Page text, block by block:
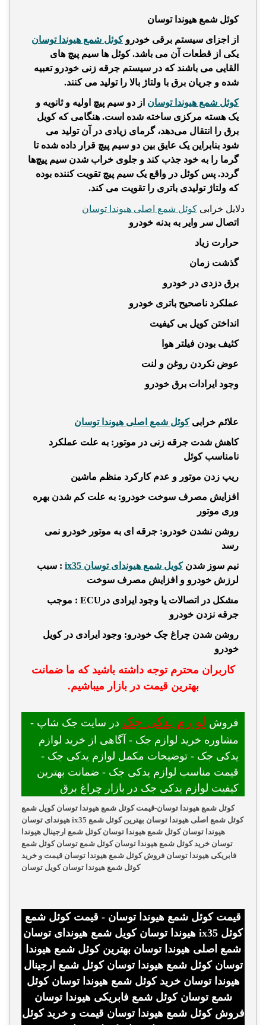
کوئل شمع هیوندا توسان
از اجزای سیستم برقی خودروکوئل شمع هیوندا توسان
یکی از قطعات آن می باشد. کوئل ها سیم پیچ های
القایی می باشند که در سیستم جرقه زنی خودرو تعبیه
شده و جریان برق با ولتاژ بالا را تولید می کنند.
کوئل شمع هیوندا توسان از دو سیم پیچ اولیه و ثانویه و
یک هسته مرکزی ساخته شده است. هنگامی که کویل
برق را انتقال می‌دهد، گرمای زیادی در آن تولید می
شود بنابراین یک عایق بین دو سیم پیچ قرار داده شده تا
گرما را به خود جذب کند و جلوی خراب شدن سیم پیچ‌ها
گردد. پس کوئل در واقع یک سیم پیچ تقویت کننده بوده
که ولتاژ تولیدی باتری را تقویت می کند.
دلایل خرابی کوئل شمع اصلی هیوندا توسان
اتصال سر وایر به بدنه خودرو
حرارت زیاد
گذشت زمان
برق دزدی در خودرو
عملکرد ناصحیح باتری خودرو
انداختن کویل بی کیفیت
کثیف بودن فیلتر هوا
عوض نکردن روغن و لنت
وجود ایرادات برق خودرو
علائم خرابیکوئل شمع اصلی هیوندا توسان
کاهش شدت جرقه زنی در موتور: به علت عملکرد
نامناسب کوئل
ریپ زدن موتور و عدم کارکرد منظم ماشین
افزایش مصرف سوخت خودرو: به علت کم شدن بهره
وری موتور
روشن نشدن خودرو: جرقه ای به موتور خودرو نمی
رسد
نیم سوز شدنکویل شمع هیوندای توسان ix35
: سبب
لرزش خودرو و افزایش مصرف سوخت
مشکل در اتصالات یا وجود ایرادی در ECU : موجب
جرقه نزدن خودرو
روشن شدن چراغ چک خودرو: وجود ایرادی در کویل
خودرو
کاربران محترم توجه داشته باشید که ما ضمانت
بهترین قیمت در بازار میباشیم.
فروش لوازم یدکی جک در سایت جک شاپ -
مشاوره خرید لوازم جک - آگاهی از خرید لوازم
یدکی جک - توضیحات مکمل لوازم یدکی جک -
قیمت مناسب لوازم یدکی جک - ضمانت بهترین
کیفیت لوازم یدکی جک در بازار چراغ برق
کوئل شمع هیوندا توسان-قیمت کوئل شمع هیوندا توسان کویل شمع
هیوندای توسان ix35 کوئل شمع اصلی هیوندا توسان بهترین کوئل شمع
هیوندا توسان کوئل شمع هیوندا توسان کوئل شمع ارجینال هیوندا
توسان خرید کوئل شمع هیوندا توسان کوئل شمع توسان کوئل شمع
فابریکی هیوندا توسان فروش کوئل شمع هیوندا توسان قیمت و خرید
کوئل شمع هیوندا توسان کویل توسان
قیمت کوئل شمع هیوندا توسان - قیمت کوئل شمع
هیوندا توسان کویل شمع هیوندای توسان ix35 کوئل
شمع اصلی هیوندا توسان بهترین کوئل شمع هیوندا
توسان کوئل شمع هیوندا توسان کوئل شمع ارجینال
هیوندا توسان خرید کوئل شمع هیوندا توسان کوئل
شمع توسان کوئل شمع فابریکی هیوندا توسان
فروش کوئل شمع هیوندا توسان قیمت و خرید کوئل